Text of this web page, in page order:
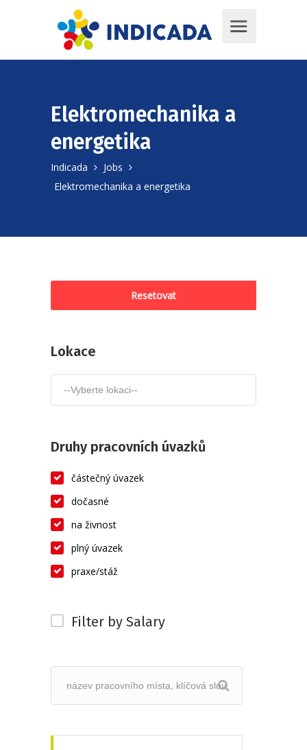
Elektromechanika a
energetika
Indicada
Jobs
Elektromechanika a energetika
Resetovat
Lokace
Druhy pracovních úvazků
částečný úvazek
dočasné
na živnost
plný úvazek
praxe/stáž
Filter by Salary